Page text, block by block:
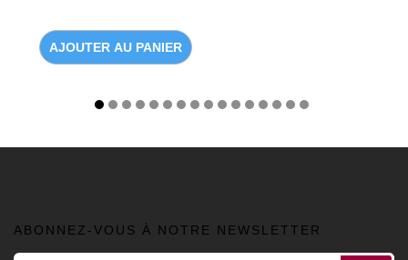
AJOUTER AU PANIER
ABONNEZ-VOUS À NOTRE NEWSLETTER